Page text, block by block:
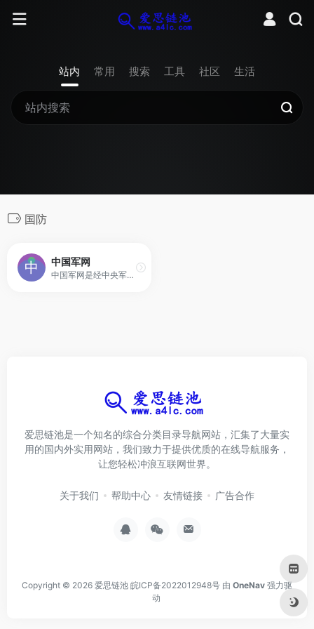
站内 常用 搜索 工具 社区 生活
国防
中国军网
中国军网是经中央军委批准的中国人民解放军唯一新闻门户网站，第一时间向全球网民发布权威军事资讯，追踪军事热点，反映军事动态，介绍国内外最新武器发展动态，拥有中国最大的军事图片库，提供独家发布的军事视频。
爱思链池是一个知名的综合分类目录导航网站，汇集了大量实
用的国内外实用网站，我们致力于提供优质的在线导航服务，
让您轻松冲浪互联网世界。
关于我们 帮助中心 友情链接 广告合作
Copyright © 2026 爱思链池 皖ICP备2022012948号 由 OneNav 强力驱
动